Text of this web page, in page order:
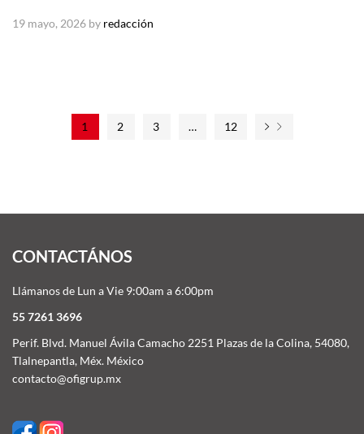
19 mayo, 2026 by redacción
1 2 3 … 12
CONTACTÁNOS
Llámanos de Lun a Vie 9:00am a 6:00pm
55 7261 3696
Perif. Blvd. Manuel Ávila Camacho 2251 Plazas de la Colina, 54080,
Tlalnepantla, Méx. México
contacto@ofigrup.mx